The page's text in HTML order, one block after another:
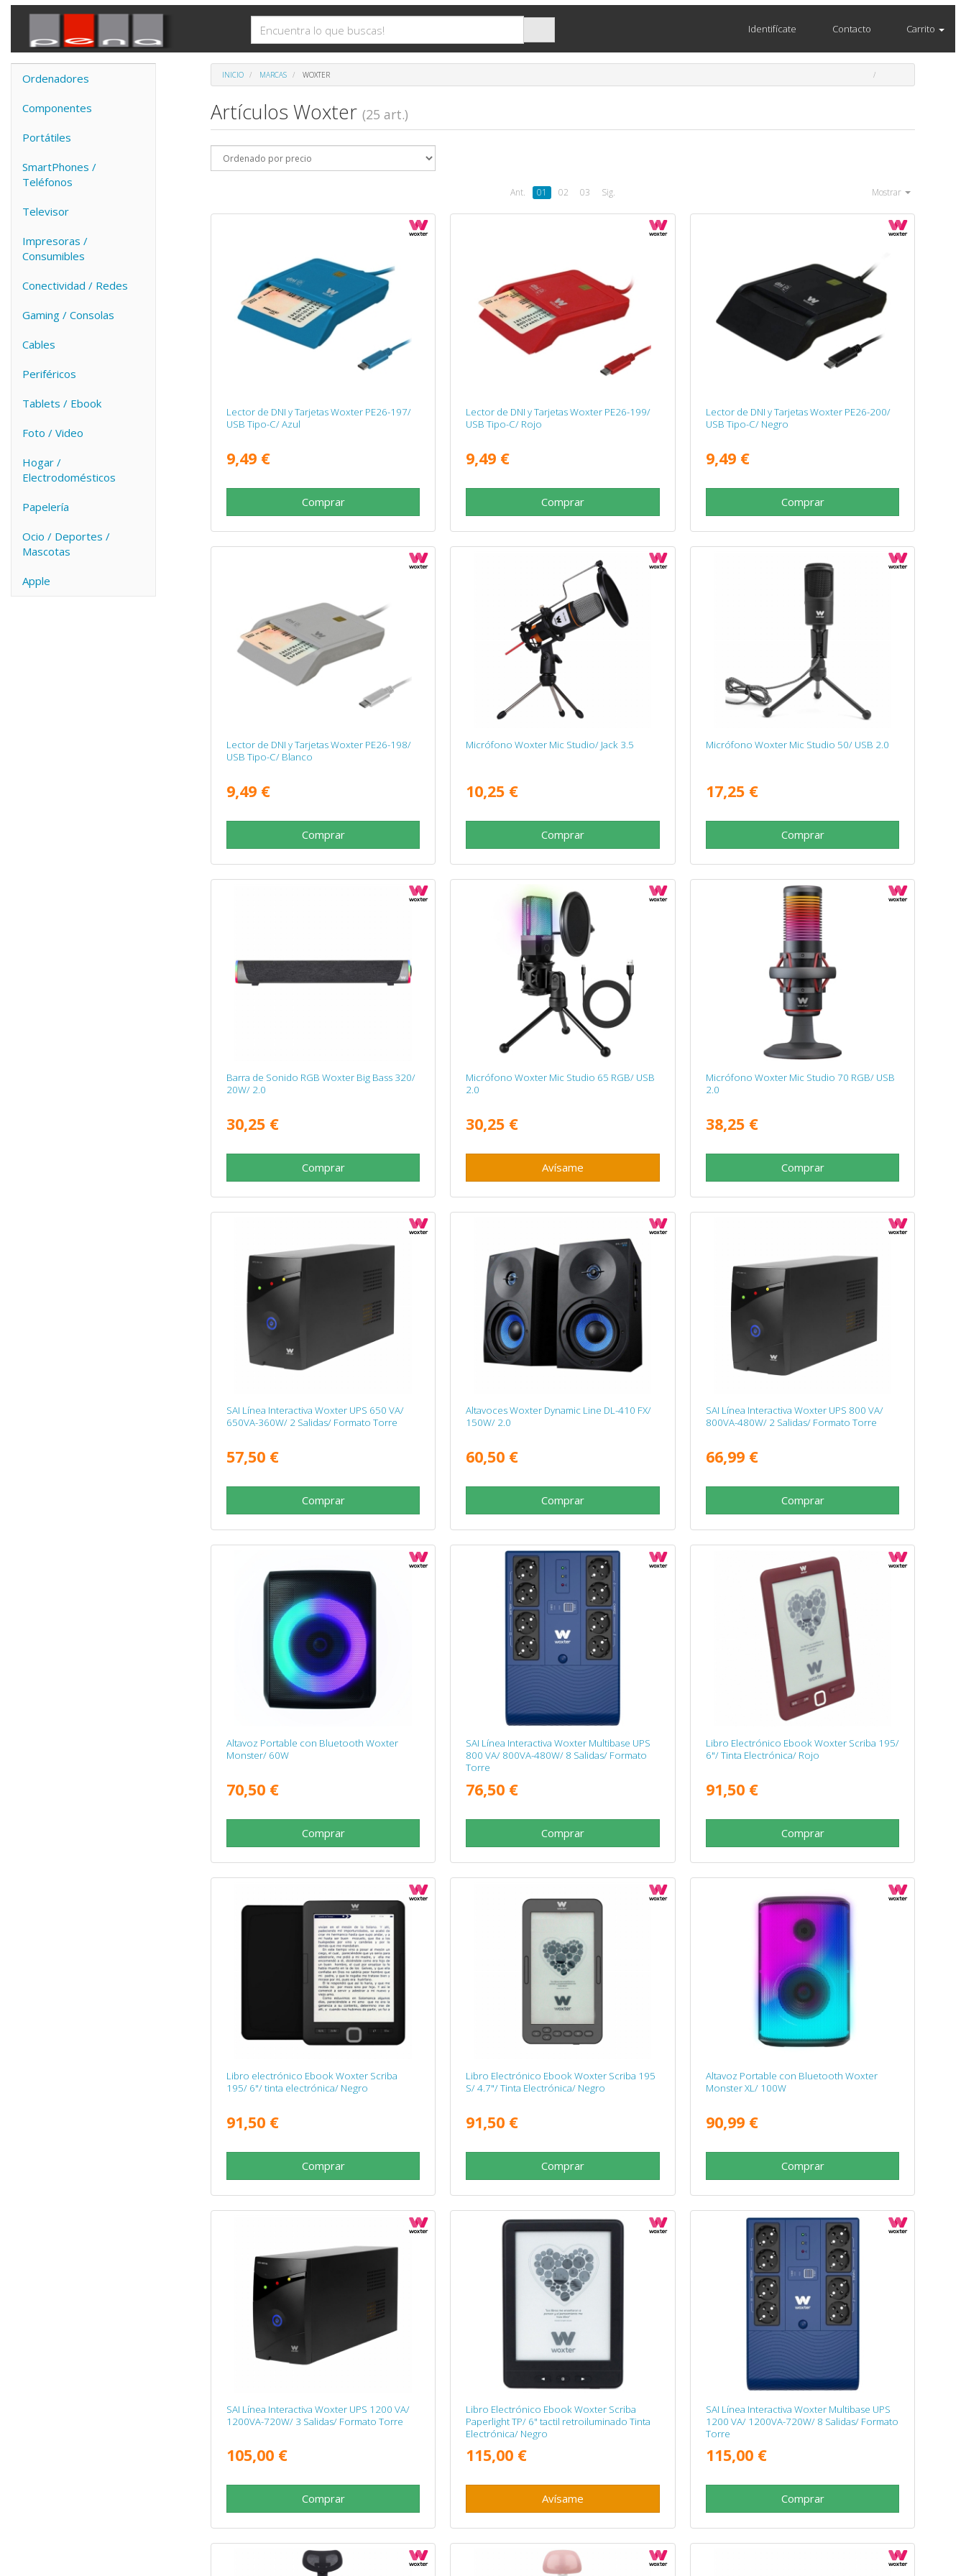
Identifícate Contacto Carrito
Ordenadores
Componentes
Portátiles
SmartPhones /
Teléfonos
Televisor
Impresoras /
Consumibles
Conectividad / Redes
Gaming / Consolas
Cables
Periféricos
Tablets / Ebook
Foto / Video
Hogar /
Electrodomésticos
Papelería
Ocio / Deportes /
Mascotas
Apple
INICIO MARCAS WOXTER
Artículos Woxter (25 art.)
Ant. 01 02 03 Sig. Mostrar
Lector de DNI y Tarjetas Woxter PE26-197/
USB Tipo-C/ Azul
9,49 €
Comprar
Lector de DNI y Tarjetas Woxter PE26-199/
USB Tipo-C/ Rojo
9,49 €
Comprar
Lector de DNI y Tarjetas Woxter PE26-200/
USB Tipo-C/ Negro
9,49 €
Comprar
Lector de DNI y Tarjetas Woxter PE26-198/
USB Tipo-C/ Blanco
9,49 €
Comprar
Micrófono Woxter Mic Studio/ Jack 3.5
10,25 €
Comprar
Micrófono Woxter Mic Studio 50/ USB 2.0
17,25 €
Comprar
Barra de Sonido RGB Woxter Big Bass 320/
20W/ 2.0
30,25 €
Comprar
Micrófono Woxter Mic Studio 65 RGB/ USB
2.0
30,25 €
Avísame
Micrófono Woxter Mic Studio 70 RGB/ USB
2.0
38,25 €
Comprar
SAI Línea Interactiva Woxter UPS 650 VA/
650VA-360W/ 2 Salidas/ Formato Torre
57,50 €
Comprar
Altavoces Woxter Dynamic Line DL-410 FX/
150W/ 2.0
60,50 €
Comprar
SAI Línea Interactiva Woxter UPS 800 VA/
800VA-480W/ 2 Salidas/ Formato Torre
66,99 €
Comprar
Altavoz Portable con Bluetooth Woxter
Monster/ 60W
70,50 €
Comprar
SAI Línea Interactiva Woxter Multibase UPS
800 VA/ 800VA-480W/ 8 Salidas/ Formato
Torre
76,50 €
Comprar
Libro Electrónico Ebook Woxter Scriba 195/
6"/ Tinta Electrónica/ Rojo
91,50 €
Comprar
Libro electrónico Ebook Woxter Scriba
195/ 6"/ tinta electrónica/ Negro
91,50 €
Comprar
Libro Electrónico Ebook Woxter Scriba 195
S/ 4.7"/ Tinta Electrónica/ Negro
91,50 €
Comprar
Altavoz Portable con Bluetooth Woxter
Monster XL/ 100W
90,99 €
Comprar
SAI Línea Interactiva Woxter UPS 1200 VA/
1200VA-720W/ 3 Salidas/ Formato Torre
105,00 €
Comprar
Libro Electrónico Ebook Woxter Scriba
Paperlight TP/ 6" tactil retroiluminado Tinta
Electrónica/ Negro
115,00 €
Avísame
SAI Línea Interactiva Woxter Multibase UPS
1200 VA/ 1200VA-720W/ 8 Salidas/ Formato
Torre
115,00 €
Comprar